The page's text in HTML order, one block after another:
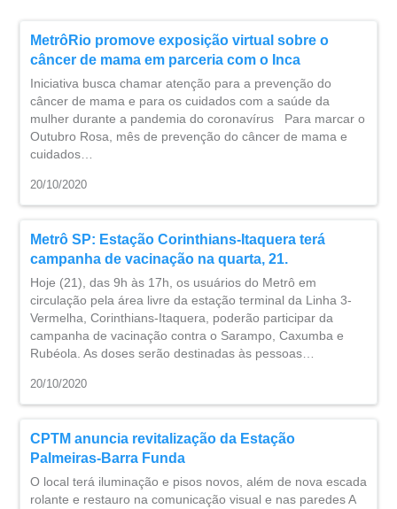
MetrôRio promove exposição virtual sobre o
câncer de mama em parceria com o Inca
Iniciativa busca chamar atenção para a prevenção do
câncer de mama e para os cuidados com a saúde da
mulher durante a pandemia do coronavírus Para marcar o
Outubro Rosa, mês de prevenção do câncer de mama e
cuidados…
20/10/2020
Metrô SP: Estação Corinthians-Itaquera terá
campanha de vacinação na quarta, 21.
Hoje (21), das 9h às 17h, os usuários do Metrô em
circulação pela área livre da estação terminal da Linha 3-
Vermelha, Corinthians-Itaquera, poderão participar da
campanha de vacinação contra o Sarampo, Caxumba e
Rubéola. As doses serão destinadas às pessoas…
20/10/2020
CPTM anuncia revitalização da Estação
Palmeiras-Barra Funda
O local terá iluminação e pisos novos, além de nova escada
rolante e restauro na comunicação visual e nas paredes ​A